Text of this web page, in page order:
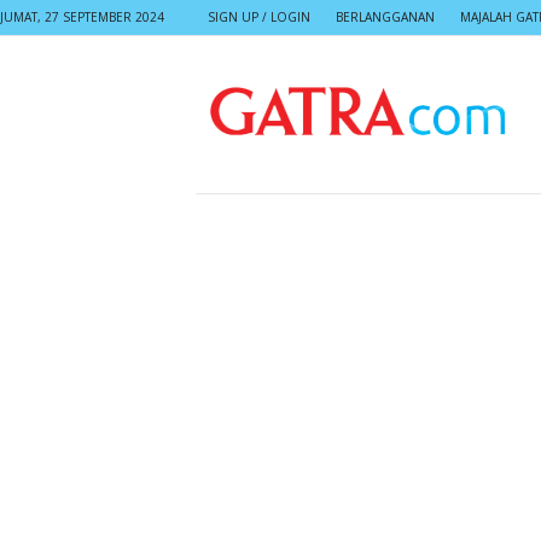
JUMAT, 27 SEPTEMBER 2024 SIGN UP / LOGIN BERLANGGANAN MAJALAH